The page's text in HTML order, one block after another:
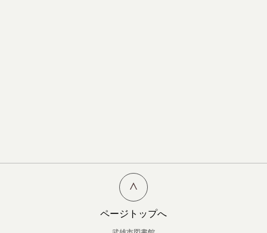
ページトップへ